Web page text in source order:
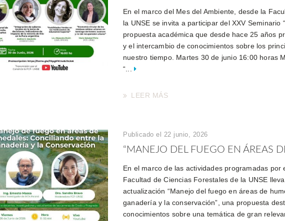
En el marco del Mes del Ambiente, desde la
la UNSE se invita a participar del XXV Seminario
propuesta académica que desde hace 25 años
y el intercambio de conocimientos sobre los
nuestro tiempo. Martes 30 de junio 16:00 horas
“...
LEER MÁS
Publicado el 22 junio, 2026
“MANEJO DEL FUEGO EN ÁREAS
En el marco de las actividades programadas por
Facultad de Ciencias Forestales de la UNSE
actualización “Manejo del fuego en áreas de
ganadería y la conservación”, una propuesta
conocimientos sobre una temática de gran